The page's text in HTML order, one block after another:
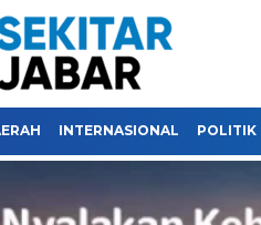
INTERNASIONAL POLITIK